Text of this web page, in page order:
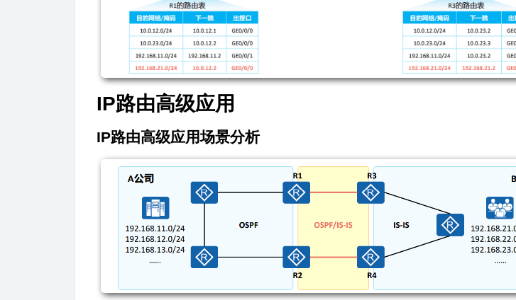
IP路由高级应用
IP路由高级应用场景分析